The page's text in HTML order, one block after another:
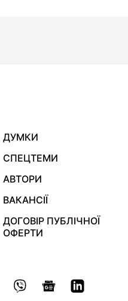
ДУМКИ
СПЕЦТЕМИ
АВТОРИ
ВАКАНСІЇ
ДОГОВІР ПУБЛІЧНОЇ
ОФЕРТИ